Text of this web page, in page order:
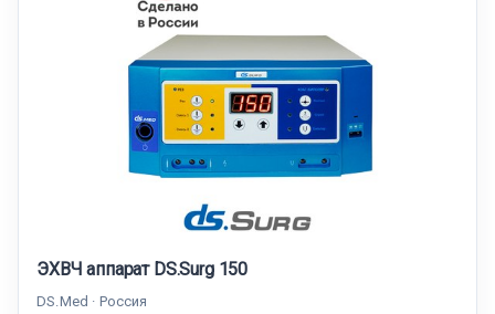
ЭХВЧ аппарат DS.Surg 150
DS.Med · Россия